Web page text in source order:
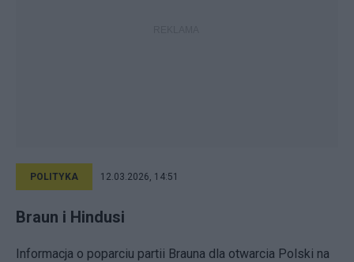
POLITYKA 12.03.2026, 14:51
Braun i Hindusi
Informacja o poparciu partii Brauna dla otwarcia Polski na